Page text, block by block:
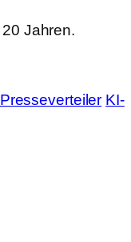
Jahren.
Presseverteiler KI-